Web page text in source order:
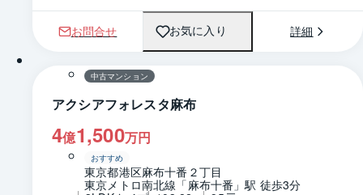
お問合せ お気に入り 詳細
中古マンション
アクシアフォレスタ麻布
4億1,500万円
おすすめ
東京都港区麻布十番２丁目
東京メトロ南北線「麻布十番」駅 徒歩3分